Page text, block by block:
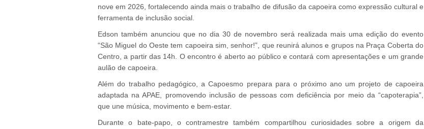
nove em 2026, fortalecendo ainda mais o trabalho de difusão da capoeira como expressão cultural e
ferramenta de inclusão social.
Edson também anunciou que no dia 30 de novembro será realizada mais uma edição do evento
“São Miguel do Oeste tem capoeira sim, senhor!”, que reunirá alunos e grupos na Praça Coberta do
Centro, a partir das 14h. O encontro é aberto ao público e contará com apresentações e um grande
aulão de capoeira.
Além do trabalho pedagógico, a Capoesmo prepara para o próximo ano um projeto de capoeira
adaptada na APAE, promovendo inclusão de pessoas com deficiência por meio da “capoterapia”,
que une música, movimento e bem-estar.
Durante o bate-papo, o contramestre também compartilhou curiosidades sobre a origem da